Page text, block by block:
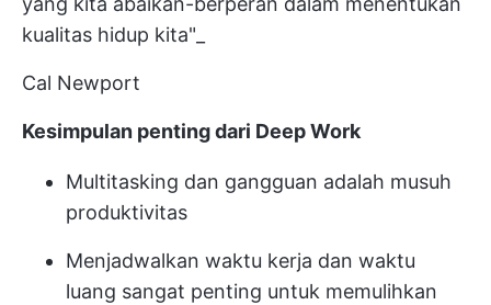
kualitas hidup kita"_
Cal Newport
Kesimpulan penting dari Deep Work
Multitasking dan gangguan adalah musuh
produktivitas
Menjadwalkan waktu kerja dan waktu
luang sangat penting untuk memulihkan